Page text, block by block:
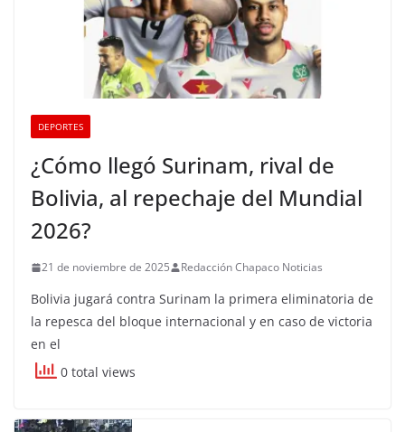
DEPORTES
¿Cómo llegó Surinam, rival de
Bolivia, al repechaje del Mundial
2026?
21 de noviembre de 2025 Redacción Chapaco Noticias
Bolivia jugará contra Surinam la primera eliminatoria de
la repesca del bloque internacional y en caso de victoria
en el
0 total views